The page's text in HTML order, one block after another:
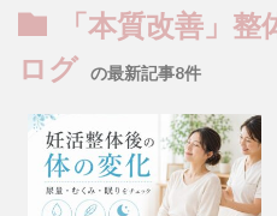
「本質改善」
ログ の最新記事8件